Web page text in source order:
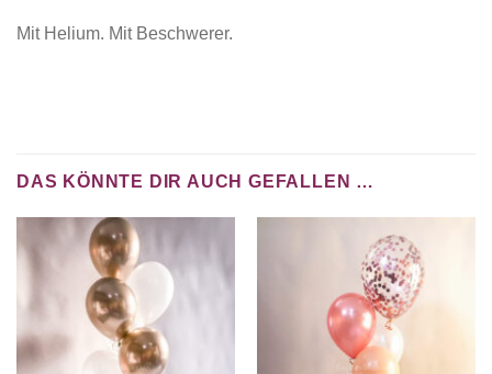
Mit Helium. Mit Beschwerer.
DAS KÖNNTE DIR AUCH GEFALLEN …